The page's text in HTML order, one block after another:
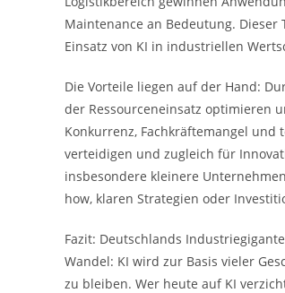
Maintenance an Bedeutung.
Einsatz von KI in industriellen
Die Vorteile liegen auf der Hand:
der Ressourceneinsatz optimieren
Konkurrenz, Fachkräftemangel
verteidigen und zugleich für
insbesondere kleinere
how, klaren Strategien oder
Fazit: Deutschlands
Wandel: KI wird zur Basis vieler
zu bleiben. Wer heute auf KI